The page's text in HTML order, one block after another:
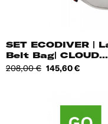
SET ECODIVER |
Belt Bag| CLOUD...
Tavahind
208,00 € Hind
145,60 €